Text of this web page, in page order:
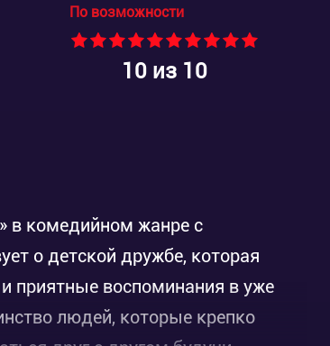
По возможности
10из 10
в комедийном жанре с
о детской дружбе, которая
и приятные воспоминания в уже
людей, которые крепко